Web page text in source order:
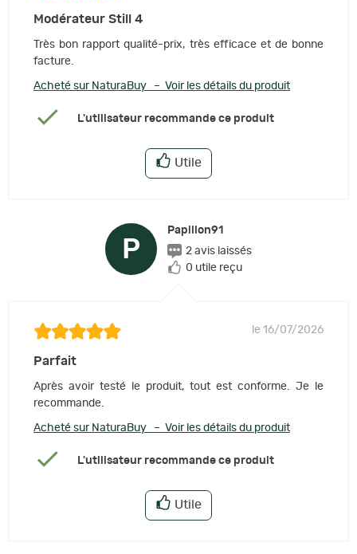
Modérateur Still 4
Très bon rapport qualité-prix, très efficace et de bonne
facture.
Acheté sur NaturaBuy – Voir les détails du produit
L'utilisateur recommande ce produit
Utile
P
Papillon91
2 avis laissés
0 utile reçu
le 16/07/2026
Parfait
Après avoir testé le produit, tout est conforme. Je le
recommande.
Acheté sur NaturaBuy – Voir les détails du produit
L'utilisateur recommande ce produit
Utile